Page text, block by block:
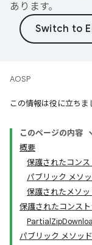
あります。
AOSP
この情報は役に立ちま
このページの内容
概要
保護されたコンス
パブリック メソ
保護されたメソッ
保護されたコンスト
パブリック メソッド